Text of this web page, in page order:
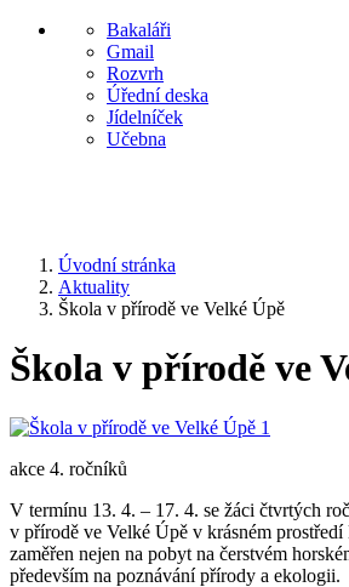
Bakaláři
Gmail
Rozvrh
Úřední deska
Jídelníček
Učebna
Úvodní stránka
Aktuality
Škola v přírodě ve Velké Úpě
Škola v přírodě ve
akce 4. ročníků
V termínu 13. 4. – 17. 4. se žáci čtvrtých
v přírodě ve Velké Úpě v krásném
zaměřen nejen na pobyt na čerstvém
především na poznávání přírody a ekologii.